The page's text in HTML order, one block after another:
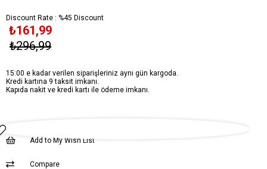
Discount Rate : %45 Discount
₺296,99
₺161,99
15:00 e kadar verilen siparişleriniz aynı gün kargoda.
Kredi kartına 9 taksit imkanı.
Kapıda nakit ve kredi kartı ile ödeme imkanı.
Add to My Wish List
Compare